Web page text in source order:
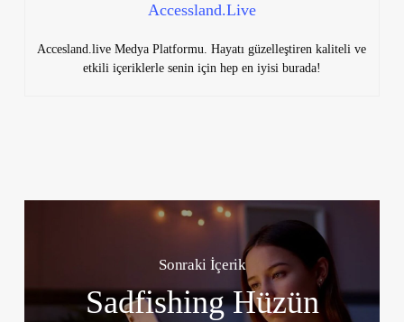
Accessland.Live
Accesland.live Medya Platformu. Hayatı güzelleştiren kaliteli ve
etkili içeriklerle senin için hep en iyisi burada!
Sonraki İçerik
Sadfishing Hüzün